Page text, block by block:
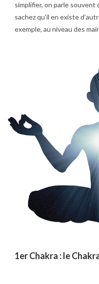
simplifier, on parle souvent
sachez qu’il en existe
exemple, au niveau des
1er Chakra : le